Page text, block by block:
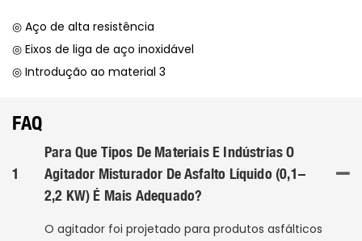
◎ Aço de alta resistência
◎ Eixos de liga de aço inoxidável
◎ Introdução ao material 3
FAQ
1
Para Que Tipos De Materiais E Indústrias O
Agitador Misturador De Asfalto Líquido (0,1–
2,2 KW) É Mais Adequado?
O agitador foi projetado para produtos asfálticos